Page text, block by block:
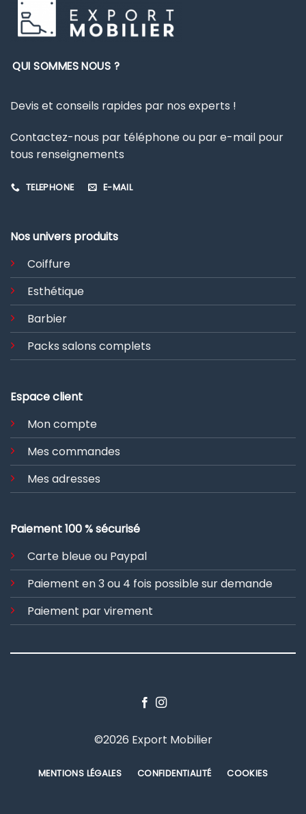
QUI SOMMES NOUS ?
Devis et conseils rapides par nos experts !
Contactez-nous par téléphone ou par e-mail pour
tous renseignements
TELEPHONE E-MAIL
Nos univers produits
Coiffure
Esthétique
Barbier
Packs salons complets
Espace client
Mon compte
Mes commandes
Mes adresses
Paiement 100 % sécurisé
Carte bleue ou Paypal
Paiement en 3 ou 4 fois possible sur demande
Paiement par virement
©2026 Export Mobilier
MENTIONS LÉGALES CONFIDENTIALITÉ COOKIES